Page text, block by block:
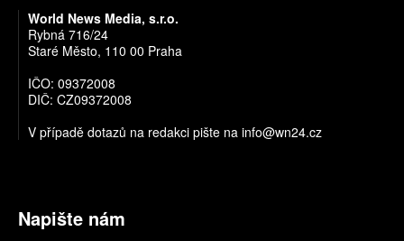
World News Media, s.r.o.
Rybná 716/24
Staré Město, 110 00 Praha
IČO: 09372008
DIČ: CZ09372008
V případě dotazů na redakci pište na info@wn24.cz
Napište nám